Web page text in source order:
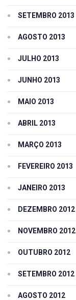
SETEMBRO 2013
AGOSTO 2013
JULHO 2013
JUNHO 2013
MAIO 2013
ABRIL 2013
MARÇO 2013
FEVEREIRO 2013
JANEIRO 2013
DEZEMBRO 2012
NOVEMBRO 2012
OUTUBRO 2012
SETEMBRO 2012
AGOSTO 2012